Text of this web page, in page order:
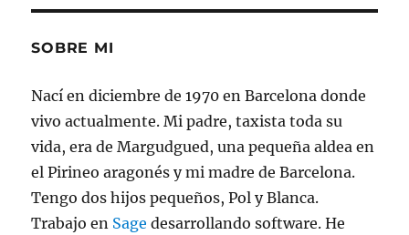
SOBRE MI
Nací en diciembre de 1970 en Barcelona donde
vivo actualmente. Mi padre, taxista toda su
vida, era de Margudgued, una pequeña aldea en
el Pirineo aragonés y mi madre de Barcelona.
Tengo dos hijos pequeños, Pol y Blanca.
Trabajo en Sage desarrollando software. He